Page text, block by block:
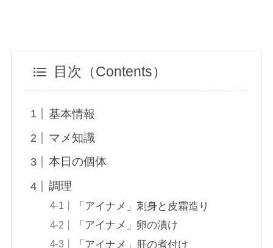
目次（Contents）
基本情報
マメ知識
本日の個体
調理
「アイナメ」刺身と皮霜造り
「アイナメ」卵の漬け
「アイナメ」肝の煮付け